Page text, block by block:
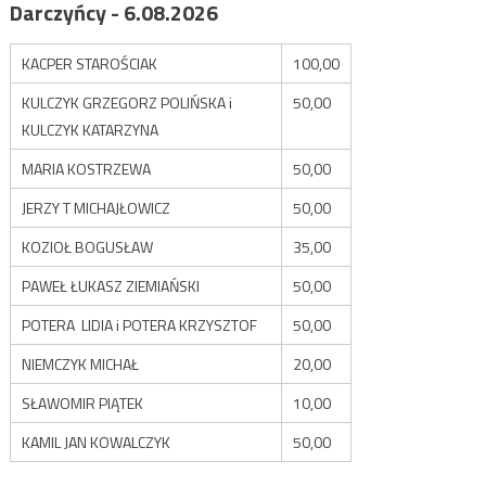
Darczyńcy - 6.08.2026
KACPER STAROŚCIAK
100,00
KULCZYK GRZEGORZ POLIŃSKA i
KULCZYK KATARZYNA
50,00
MARIA KOSTRZEWA
50,00
JERZY T MICHAJŁOWICZ
50,00
KOZIOŁ BOGUSŁAW
35,00
PAWEŁ ŁUKASZ ZIEMIAŃSKI
50,00
POTERA LIDIA i POTERA KRZYSZTOF
50,00
NIEMCZYK MICHAŁ
20,00
SŁAWOMIR PIĄTEK
10,00
KAMIL JAN KOWALCZYK
50,00